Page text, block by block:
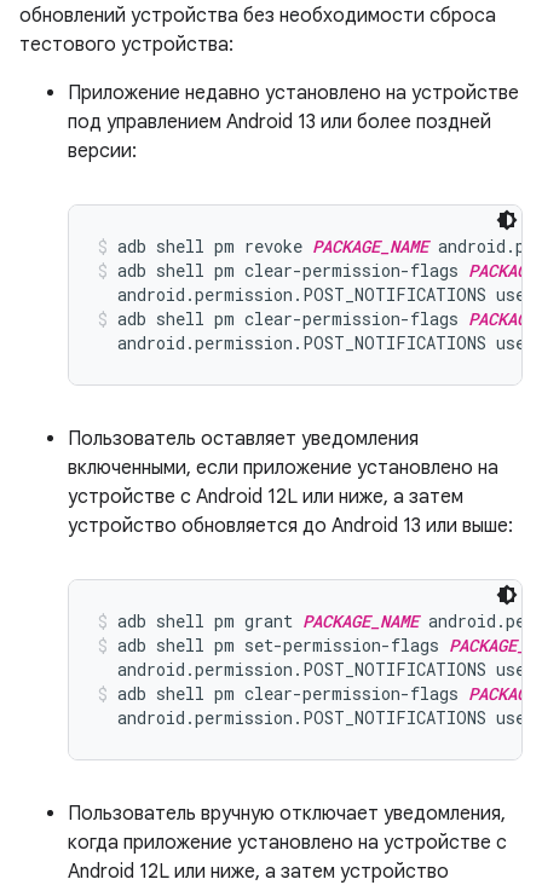
обновлений устройства без необходимости сброса
тестового устройства:
Приложение недавно установлено на устройстве
под управлением Android 13 или более поздней
версии:
adb shell pm revoke PACKAGE_NAME
adb shell pm clear-permission-flags
android.permission.POST_NOTIFICATIONS
adb shell pm clear-permission-flags
android.permission.POST_NOTIFICATIONS
Пользователь оставляет уведомления
включенными, если приложение установлено на
устройстве с Android 12L или ниже, а затем
устройство обновляется до Android 13 или выше:
adb shell pm grant PACKAGE_NAME
adb shell pm set-permission-flags
android.permission.POST_NOTIFICATIONS
adb shell pm clear-permission-flags
android.permission.POST_NOTIFICATIONS
Пользователь вручную отключает уведомления,
когда приложение установлено на устройстве с
Android 12L или ниже, а затем устройство